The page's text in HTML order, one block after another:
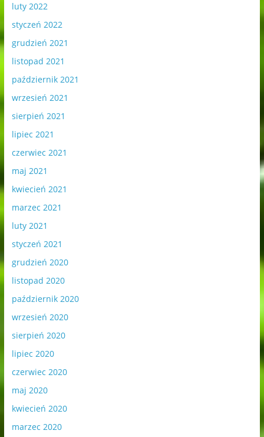
luty 2022
styczeń 2022
grudzień 2021
listopad 2021
październik 2021
wrzesień 2021
sierpień 2021
lipiec 2021
czerwiec 2021
maj 2021
kwiecień 2021
marzec 2021
luty 2021
styczeń 2021
grudzień 2020
listopad 2020
październik 2020
wrzesień 2020
sierpień 2020
lipiec 2020
czerwiec 2020
maj 2020
kwiecień 2020
marzec 2020